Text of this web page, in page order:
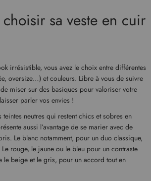
sa veste en cuir
irrésistible, vous avez le choix entre différentes
oversize…) et couleurs. Libre à vous de suivre
miser sur des basiques pour valoriser votre
parler vos envies !
neutres qui restent chics et sobres en
aussi l’avantage de se marier avec de
Le blanc notamment, pour un duo classique,
rouge, le jaune ou le bleu pour un contraste
le beige et le gris, pour un accord tout en